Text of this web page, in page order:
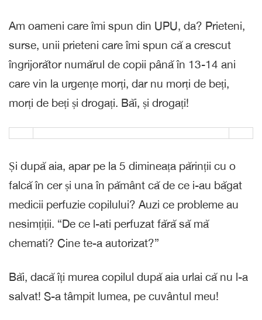
Am oameni care îmi spun din UPU, da? Prieteni,
surse, unii prieteni care îmi spun că a crescut
îngrijorător numărul de copii până în 13-14 ani
care vin la urgențe morți, dar nu morți de beți,
morți de beți și drogați. Băi, și drogați!
Și după aia, apar pe la 5 dimineața părinții cu o
falcă în cer și una în pământ că de ce i-au băgat
medicii perfuzie copilului? Auzi ce probleme au
nesimțiții. “De ce l-ati perfuzat fără să mă
chemati? Cine te-a autorizat?”
Băi, dacă îți murea copilul după aia urlai că nu l-a
salvat! S-a tâmpit lumea, pe cuvântul meu!